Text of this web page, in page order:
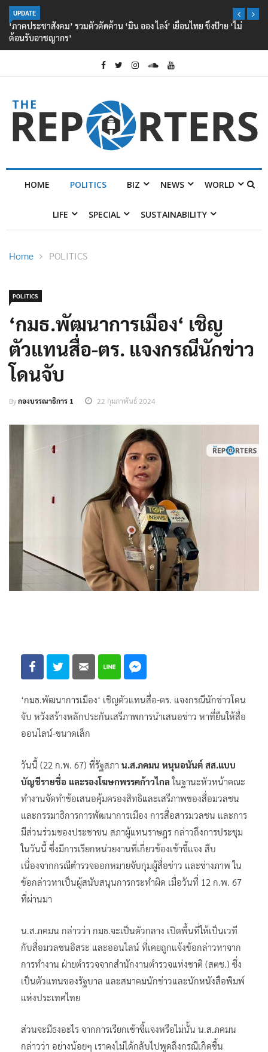
UPDATE
‘ภาคประชาสังคม’ รวมตัวคัดค้าน ‘มิน ออง ไลง์’ เยือนไทย ขึงป้าย ‘ไม่
ต้อนรับอาชญากร’
HOME POLITICS BIZ NEWS WORLD
LIFE SPECIAL SUSTAINABILITY
Home POLITICS
POLITICS
‘กมธ.พัฒนาการเมือง‘ เชิญ
ตัวแทนสื่อ-ตร. แจงกรณีนักข่าว
โดนจับ
Byกองบรรณาธิการ 1 22 กุมภาพันธ์ 2024
‘กมธ.พัฒนาการเมือง‘ เชิญตัวแทนสื่อ-ตร. แจงกรณีนักข่าวโดน
จับ หวังสร้างหลักประกันเสรีภาพการนำเสนอข่าว หาที่ยืนให้สื่อ
ออนไลน์-ขนาดเล็ก
วันนี้ (22 ก.พ. 67) ที่รัฐสภา น.ส.ภคมน หนุนอนันต์ สส.แบบ
บัญชีรายชื่อ และรองโฆษกพรรคก้าวไกล ในฐานะหัวหน้าคณะ
ทำงานจัดทำข้อเสนอคุ้มครองสิทธิและเสรีภาพของสื่อมวลชน
และกรรมาธิการการพัฒนาการเมือง การสื่อสารมวลชน และการ
มีส่วนร่วมของประชาชน สภาผู้แทนราษฎร กล่าวถึงการประชุม
ในวันนี้ ซึ่งมีการเรียกหน่วยงานที่เกี่ยวข้องเข้าชี้แจง สืบ
เนื่องจากกรณีตำรวจออกหมายจับกุมผู้สื่อข่าว และช่างภาพ ใน
ข้อกล่าวหาเป็นผู้สนับสนุนการกระทำผิด เมื่อวันที่ 12 ก.พ. 67
ที่ผ่านมา
น.ส.ภคมน กล่าวว่า กมธ.จะเป็นตัวกลาง เปิดพื้นที่ให้เป็นเวที
กับสื่อมวลชนอิสระ และออนไลน์ ที่เคยถูกแจ้งข้อกล่าวหาจาก
การทำงาน ฝ่ายตำรวจจากสำนักงานตำรวจแห่งชาติ (สตช.) ซึ่ง
เป็นตัวแทนของรัฐบาล และสมาคมนักข่าวและนักหนังสือพิมพ์
แห่งประเทศไทย
ส่วนจะมีธงอะไร จากการเรียกเข้าชี้แจงหรือไม่นั้น น.ส.ภคมน
กล่าวว่า อย่างน้อยๆ เราคงไม่ได้กลับไปพูดถึงกรณีเกิดขึ้น